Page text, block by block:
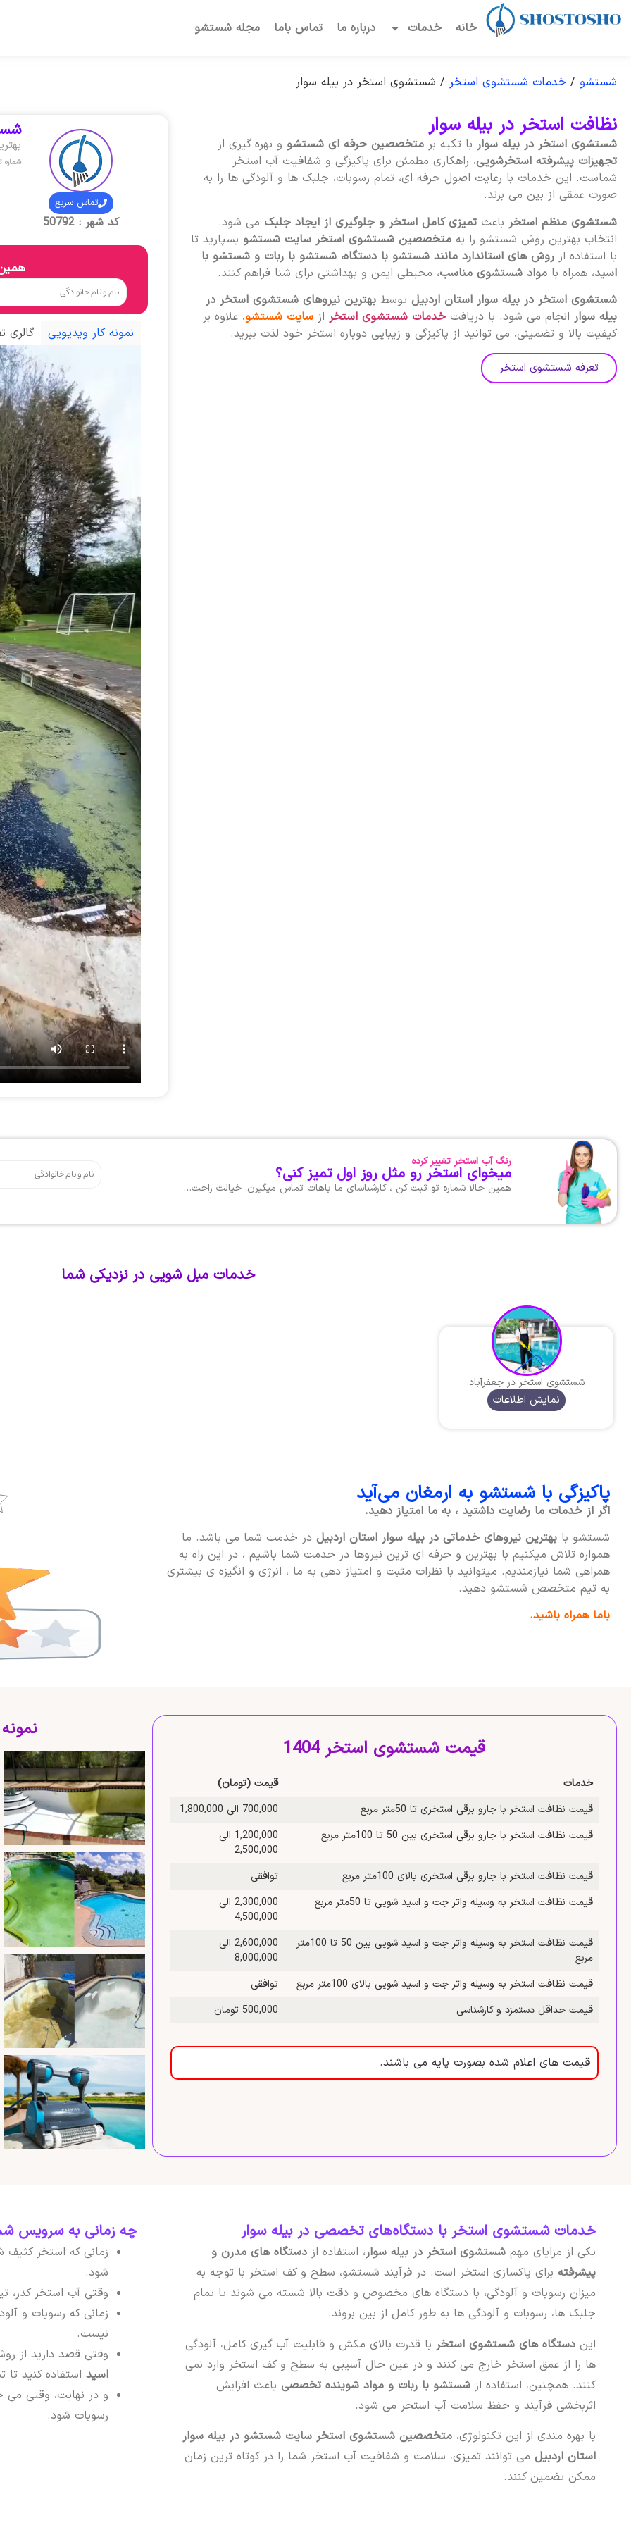
خانه خدمات درباره ما تماس باما مجله شستشو
شستشو / خدمات شستشوی استخر / شستشوی استخر در بیله‌ سوار
نظافت استخر در بیله‌ سوار
شستشوی استخر در بیله‌ سوار با تکیه بر متخصصین حرفه ای شستشو و بهره گیری از
تجهیزات پیشرفته استخرشویی، راهکاری مطمئن برای پاکیزگی و شفافیت آب استخر
شماست. این خدمات با رعایت اصول حرفه ای، تمام رسوبات، جلبک ها و آلودگی ها را به
صورت عمقی از بین می برند.
شستشوی منظم استخر باعث تمیزی کامل استخر و جلوگیری از ایجاد جلبک می شود.
انتخاب بهترین روش شستشو را به متخصصین شستشوی استخر سایت شستشو بسپارید تا
با استفاده از روش های استاندارد مانند شستشو با دستگاه، شستشو با ربات و شستشو با
اسید، همراه با مواد شستشوی مناسب، محیطی ایمن و بهداشتی برای شنا فراهم کنند.
شستشوی استخر در بیله‌ سوار استان اردبیل توسط بهترین نیروهای شستشوی استخر در
بیله‌ سوار انجام می شود. با دریافت خدمات شستشوی استخر از سایت شستشو، علاوه بر
کیفیت بالا و تضمینی، می توانید از پاکیزگی و زیبایی دوباره استخر خود لذت ببرید.
تعرفه شستشوی استخر
تماس سریع
کد شهر : 50792
شماره
نمونه کار ویدیویی گالری
رنگ آب استخر تغییر کرده
میخوای استخر رو مثل روز اول تمیز کنی؟
همین حالا شماره تو ثبت کن ، کارشناسای ما باهات تماس میگیرن. خیالت راحت…
خدمات مبل شویی در نزدیکی شما
شستشوی استخر در جعفرآباد
نمایش اطلاعات
پاکیزگی با شستشو به ارمغان می‌آید
اگر از خدمات ما رضایت داشتید ، به ما امتیاز دهید.
شستشو با بهترین نیروهای خدماتی در بیله‌ سوار استان اردبیل در خدمت شما می باشد. ما
همواره تلاش میکنیم با بهترین و حرفه ای ترین نیروها در خدمت شما باشیم ، در این راه به
همراهی شما نیازمندیم. میتوانید با نظرات مثبت و امتیاز دهی به ما ، انرژی و انگیزه ی بیشتری
به تیم متخصص شستشو دهید.
باما همراه باشید.
قیمت شستشوی استخر 1404
خدمات
قیمت (تومان)
قیمت نظافت استخر با جارو برقی استخری تا 50متر مربع
700,000 الی 1,800,000
قیمت نظافت استخر با جارو برقی استخری بین 50 تا 100متر مربع
1,200,000 الی
2,500,000
قیمت نظافت استخر با جارو برقی استخری بالای 100متر مربع
توافقی
قیمت نظافت استخر به وسیله واتر جت و اسید شویی تا 50متر مربع
2,300,000 الی
4,500,000
قیمت نظافت استخر به وسیله واتر جت و اسید شویی بین 50 تا 100متر
مربع
2,600,000 الی
8,000,000
قیمت نظافت استخر به وسیله واتر جت و اسید شویی بالای 100متر مربع
توافقی
قیمت حداقل دستمزد و کارشناسی
500,000 تومان
قیمت های اعلام شده بصورت پایه می باشند.
خدمات شستشوی استخر با دستگاه‌های تخصصی در بیله‌ سوار
یکی از مزایای مهم شستشوی استخر در بیله‌ سوار، استفاده از دستگاه های مدرن و
پیشرفته برای پاکسازی استخر است. در فرآیند شستشو، سطح و کف استخر با توجه به
میزان رسوبات و آلودگی، با دستگاه های مخصوص و دقت بالا شسته می شوند تا تمام
جلبک ها، رسوبات و آلودگی ها به طور کامل از بین بروند.
این دستگاه های شستشوی استخر با قدرت بالای مکش و قابلیت آب گیری کامل، آلودگی
ها را از عمق استخر خارج می کنند و در عین حال آسیبی به سطح و کف استخر وارد نمی
کنند. همچنین، استفاده از شستشو با ربات و مواد شوینده تخصصی باعث افزایش
اثربخشی فرآیند و حفظ سلامت آب استخر می شود.
با بهره مندی از این تکنولوژی، متخصصین شستشوی استخر سایت شستشو در بیله‌ سوار
استان اردبیل می توانند تمیزی، سلامت و شفافیت آب استخر شما را در کوتاه ترین زمان
ممکن تضمین کنند.
چه زمانی به سرویس
زمانی که استخر کثیف
شود.
وقتی آب استخر کدر،
زمانی که رسوبات و
نیست.
وقتی قصد دارید از
اسید استفاده کنید
و در نهایت، وقتی می
رسوبات شود.